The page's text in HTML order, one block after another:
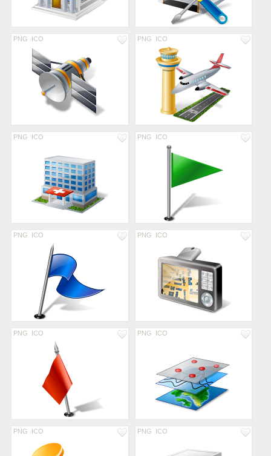
PNG ICO PNG ICO
PNG ICO PNG ICO
PNG ICO PNG ICO
PNG ICO PNG ICO
PNG ICO PNG ICO